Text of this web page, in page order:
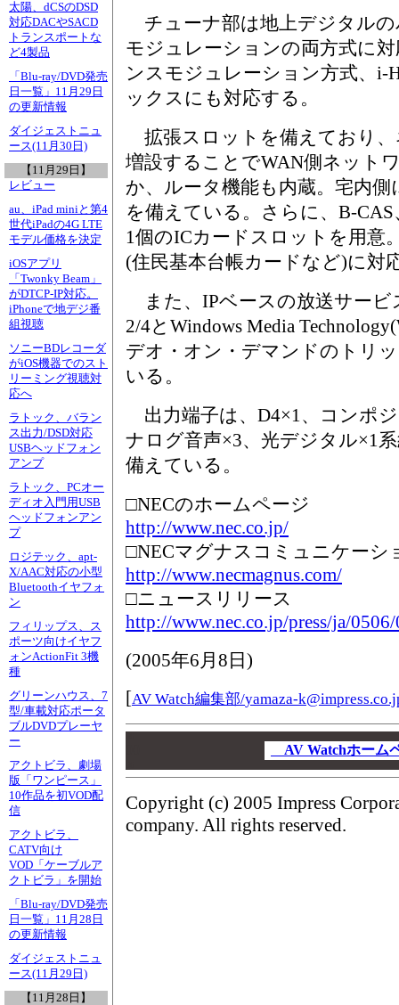
太陽、dCSのDSD
対応DACやSACD
トランスポートな
ど4製品
「Blu-ray/DVD発売
日一覧」11月29日
の更新情報
ダイジェストニュ
ース(11月30日)
【11月29日】
レビュー
au、iPad miniと第4
世代iPadの4G LTE
モデル価格を決定
iOSアプリ
「Twonky Beam」
がDTCP-IP対応。
iPhoneで地デジ番
組視聴
ソニーBDレコーダ
がiOS機器でのスト
リーミング視聴対
応へ
ラトック、バラン
ス出力/DSD対応
USBヘッドフォン
アンプ
ラトック、PCオー
ディオ入門用USB
ヘッドフォンアン
プ
ロジテック、apt-
X/AAC対応の小型
Bluetoothイヤフォ
ン
フィリップス、ス
ポーツ向けイヤフ
ォンActionFit 3機
種
グリーンハウス、7
型/車載対応ポータ
ブルDVDプレーヤ
ー
アクトビラ、劇場
版「ワンピース」
10作品を初VOD配
信
アクトビラ、
CATV向け
VOD「ケーブルア
クトビラ」を開始
「Blu-ray/DVD発売
日一覧」11月28日
の更新情報
ダイジェストニュ
ース(11月29日)
【11月28日】
チューナ部は地上デジタル
モジュレーションの両方式に対
ンスモジュレーション方式、i-
ックスにも対応する。
拡張スロットを備えており
増設することでWAN側ネット
か、ルータ機能も内蔵。宅内側
を備えている。さらに、B-
1個のICカードスロットを用意
(住民基本台帳カードなど)に対
また、IPベースの放送サービ
2/4とWindows Media
デオ・オン・デマンドのトリ
いる。
出力端子は、D4×1、コンポ
ナログ音声×3、光デジタル×1
備えている。
□NECのホームページ
http://www.nec.co.jp/
□NECマグナスコミュニケーシ
http://www.necmagnus.com/
□ニュースリリース
http://www.nec.co.jp/press/ja/
(2005年6月8日 )
[AV Watch編集部/yamaza-
AV Watchホー
Copyright (c) 2005 Impress
company. All rights reserved.